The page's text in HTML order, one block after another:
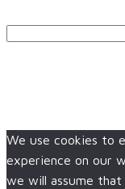
We use cookies to
experience on our
we will assume